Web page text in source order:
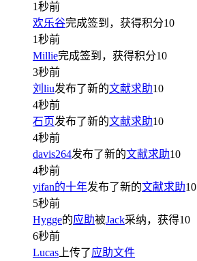
1秒前
欢乐谷完成签到，获得积分10
1秒前
Millie完成签到，获得积分10
3秒前
刘liu发布了新的文献求助10
4秒前
石页发布了新的文献求助10
4秒前
davis264发布了新的文献求助10
4秒前
yifan的十年发布了新的文献求助10
5秒前
Hygge的应助被Jack采纳，获得10
6秒前
Lucas 上传了应助文件